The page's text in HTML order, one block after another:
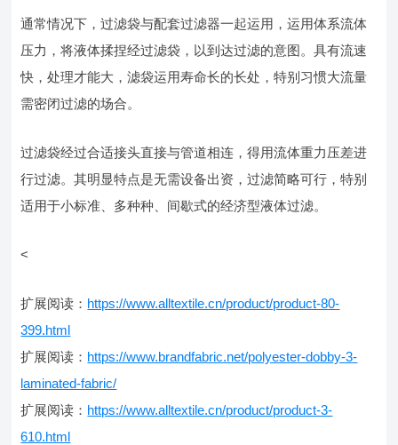
通常情况下，过滤袋与配套过滤器一起运用，运用体系流体
压力，将液体揉捏经过滤袋，以到达过滤的意图。具有流速
快，处理才能大，滤袋运用寿命长的长处，特别习惯大流量
需密闭过滤的场合。
过滤袋经过合适接头直接与管道相连，得用流体重力压差进
行过滤。其明显特点是无需设备出资，过滤简略可行，特别
适用于小标准、多种种、间歇式的经济型液体过滤。
<
扩展阅读： https://www.alltextile.cn/product/product-80-
399.html
扩展阅读： https://www.brandfabric.net/polyester-dobby-3-
laminated-fabric/
扩展阅读： https://www.alltextile.cn/product/product-3-
610.html